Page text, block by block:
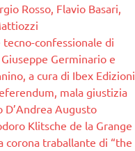
Rosso, Flavio Basari,
tecno-confessionale di
Germinario e
a cura di Ibex Edizioni
mala giustizia
D’Andrea Augusto
Klitsche de la Grange
corona traballante di “the